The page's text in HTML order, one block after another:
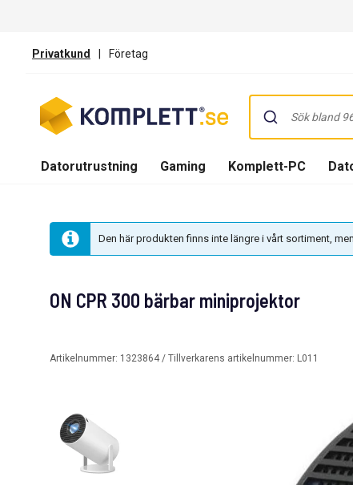
Privatkund | Företag
Datorutrustning Gaming Komplett-PC
Den här produkten finns inte längre i vårt sortiment,
ON CPR 300 bärbar miniprojektor
Artikelnummer: 1323864 / Tillverkarens artikelnummer: L011